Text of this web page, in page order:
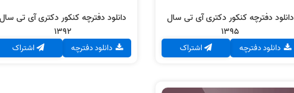
دانلود دفترچه کنکور دکتری آی تی سال
1395
دانلود دفترچه اشتراک
دانلود دفترچه کنکور دکتری آی تی سال
1392
دانلود دفترچه اشتراک